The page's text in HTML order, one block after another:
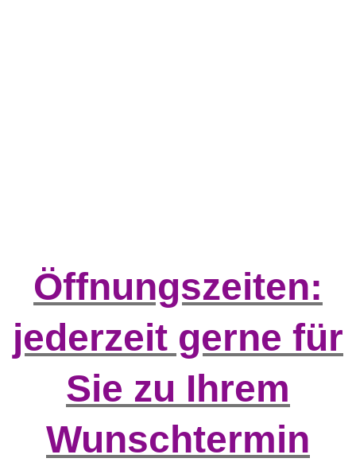
Öffnungszeiten:
jederzeit gerne für
Sie zu Ihrem
Wunschtermin